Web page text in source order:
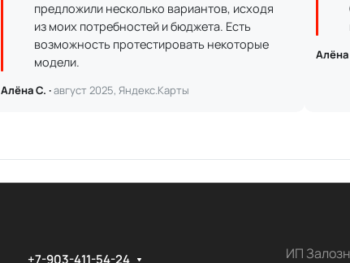
предложили несколько вариантов, исходя
из моих потребностей и бюджета. Есть
возможность протестировать некоторые
модели.
Алёна С. ·август 2025, Яндекс.Карты
Алёна
+7-903-411-54-24 ИП